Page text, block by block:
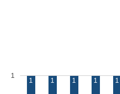
1
1 1 1 1 1